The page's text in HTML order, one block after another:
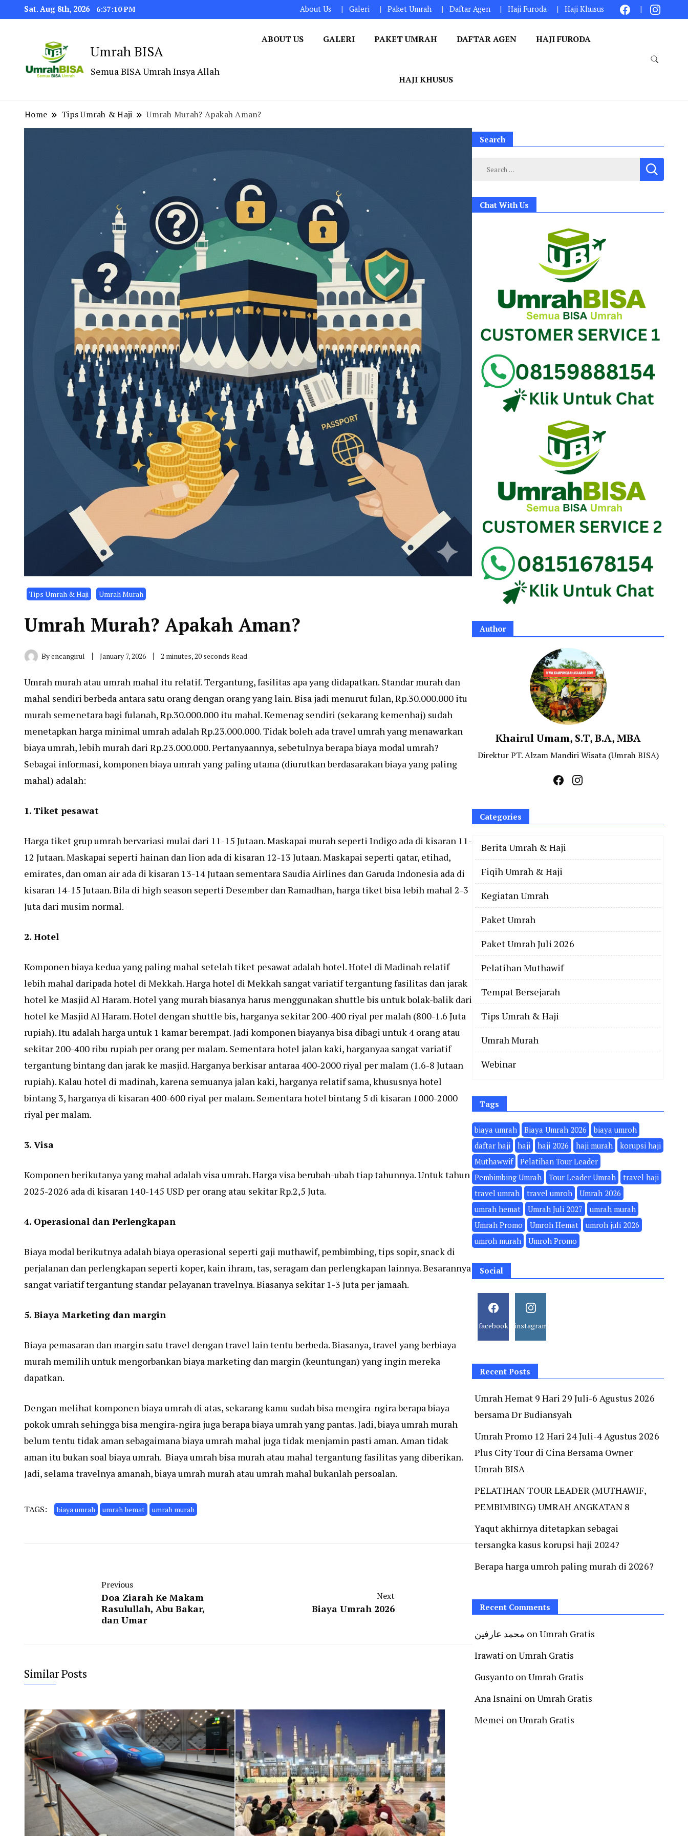
Sat. Aug 8th, 2026 6:37:11 PM About Us Galeri Paket Umrah Daftar Agen Haji Furoda Haji Khusus
Umrah BISA
Semua BISA Umrah Insya Allah
ABOUT US GALERI PAKET UMRAH DAFTAR AGEN HAJI FURODA
HAJI KHUSUS
Home Tips Umrah & Haji Umrah Murah? Apakah Aman?
Tips Umrah & Haji Umrah Murah
Umrah Murah? Apakah Aman?
Byencangirul January 7, 2026 2 minutes, 20 seconds Read
Umrah murah atau umrah mahal itu relatif. Tergantung, fasilitas apa yang didapatkan. Standar murah dan
mahal sendiri berbeda antara satu orang dengan orang yang lain. Bisa jadi menurut fulan, Rp.30.000.000 itu
murah semenetara bagi fulanah, Rp.30.000.000 itu mahal. Kemenag sendiri (sekarang kemenhaj) sudah
menetapkan harga minimal umrah adalah Rp.23.000.000. Tidak boleh ada travel umrah yang menawarkan
biaya umrah, lebih murah dari Rp.23.000.000. Pertanyaannya, sebetulnya berapa biaya modal umrah?
Sebagai informasi, komponen biaya umrah yang paling utama (diurutkan berdasarakan biaya yang paling
mahal) adalah:
1. Tiket pesawat
Harga tiket grup umrah bervariasi mulai dari 11-15 Jutaan. Maskapai murah seperti Indigo ada di kisaran 11-
12 Jutaan. Maskapai seperti hainan dan lion ada di kisaran 12-13 Jutaan. Maskapai seperti qatar, etihad,
emirates, dan oman air ada di kisaran 13-14 Jutaan sementara Saudia Airlines dan Garuda Indonesia ada di
kisaran 14-15 Jutaan. Bila di high season seperti Desember dan Ramadhan, harga tiket bisa lebih mahal 2-3
Juta dari musim normal.
2. Hotel
Komponen biaya kedua yang paling mahal setelah tiket pesawat adalah hotel. Hotel di Madinah relatif
lebih mahal daripada hotel di Mekkah. Harga hotel di Mekkah sangat variatif tergantung fasilitas dan jarak
hotel ke Masjid Al Haram. Hotel yang murah biasanya harus menggunakan shuttle bis untuk bolak-balik dari
hotel ke Masjid Al Haram. Hotel dengan shuttle bis, harganya sekitar 200-400 riyal per malah (800-1.6 Juta
rupiah). Itu adalah harga untuk 1 kamar berempat. Jadi komponen biayanya bisa dibagi untuk 4 orang atau
sekitar 200-400 ribu rupiah per orang per malam. Sementara hotel jalan kaki, harganyaa sangat variatif
tergantung bintang dan jarak ke masjid. Harganya berkisar antaraa 400-2000 riyal per malam (1.6-8 Jutaan
rupiah). Kalau hotel di madinah, karena semuanya jalan kaki, harganya relatif sama, khususnya hotel
bintang 3, harganya di kisaran 400-600 riyal per malam. Sementara hotel bintang 5 di kisaran 1000-2000
riyal per malam.
3. Visa
Komponen berikutanya yang mahal adalah visa umrah. Harga visa berubah-ubah tiap tahunnya. Untuk tahun
2025-2026 ada di kisaran 140-145 USD per orang atau sekitar Rp.2,5 Juta.
4. Operasional dan Perlengkapan
Biaya modal berikutnya adalah biaya operasional seperti gaji muthawif, pembimbing, tips sopir, snack di
perjalanan dan perlengkapan seperti koper, kain ihram, tas, seragam dan perlengkapan lainnya. Besarannya
sangat variatif tergantung standar pelayanan travelnya. Biasanya sekitar 1-3 Juta per jamaah.
5. Biaya Marketing dan margin
Biaya pemasaran dan margin satu travel dengan travel lain tentu berbeda. Biasanya, travel yang berbiaya
murah memilih untuk mengorbankan biaya marketing dan margin (keuntungan) yang ingin mereka
dapatkan.
Dengan melihat komponen biaya umrah di atas, sekarang kamu sudah bisa mengira-ngira berapa biaya
pokok umrah sehingga bisa mengira-ngira juga berapa biaya umrah yang pantas. Jadi, biaya umrah murah
belum tentu tidak aman sebagaimana biaya umrah mahal juga tidak menjamin pasti aman. Aman tidak
aman itu bukan soal biaya umrah. Biaya umrah bisa murah atau mahal tergantung fasilitas yang diberikan.
Jadi, selama travelnya amanah, biayaumrah murah atau umrah mahal bukanlah persoalan.
TAGS: biaya umrah umrah hemat umrah murah
Previous
Doa Ziarah Ke Makam
Rasulullah, Abu Bakar,
dan Umar
Next
Biaya Umrah 2026
Similar Posts
Search
Search
Chat With Us
Author
Khairul Umam, S.T, B.A, MBA
Direktur PT. Alzam Mandiri Wisata (Umrah BISA)
Categories
Berita Umrah & Haji
Fiqih Umrah & Haji
Kegiatan Umrah
Paket Umrah
Paket Umrah Juli 2026
Pelatihan Muthawif
Tempat Bersejarah
Tips Umrah & Haji
Umrah Murah
Webinar
Tags
biaya umrah Biaya Umrah 2026
biaya umroh
daftar haji
haji haji 2026 haji murah
korupsi haji
Muthawwif
Pelatihan Tour Leader
Pembimbing Umrah
Tour Leader Umrah
travel haji
travel umrah
travel umroh
Umrah 2026
umrah hemat
Umrah Juli 2027
umrah murah
Umrah Promo
Umroh Hemat
umroh juli 2026
umroh murah
Umroh Promo
Social
facebook instagram
Recent Posts
Umrah Hemat 9 Hari 29 Juli-6 Agustus 2026
bersama Dr Budiansyah
Umrah Promo 12 Hari 24 Juli-4 Agustus 2026
Plus City Tour di Cina Bersama Owner
Umrah BISA
PELATIHAN TOUR LEADER (MUTHAWIF,
PEMBIMBING) UMRAH ANGKATAN 8
Yaqut akhirnya ditetapkan sebagai
tersangka kasus korupsi haji 2024?
Berapa harga umroh paling murah di 2026?
Recent Comments
محمد عارفين onUmrah Gratis
Irawati onUmrah Gratis
Gusyanto onUmrah Gratis
Ana Isnaini onUmrah Gratis
Memei onUmrah Gratis